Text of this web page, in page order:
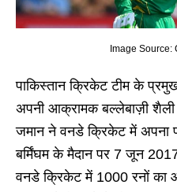
Image Source:
पाकिस्तान क्रिकेट टीम के
अपनी आक्रामक बल्लेबाज़ी
जमान ने वनडे क्रिकेट में अपना
बर्मिंघम के मैदान पर 7 जून
वनडे क्रिकेट में 1000 रनों